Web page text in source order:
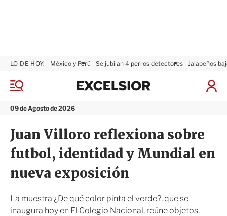
M
n
09 de Agosto de 2026
LO DE HOY: México y Perú Se jubilan 4 perros detectores Jalapeños
I
S
x
i
o
r
Juan Villoro reflexiona sobre
futbol, identidad y Mundial en
nueva exposición
La muestra ¿De qué color pinta el verde?, que se
inaugura hoy en El Colegio Nacional, reúne objetos,